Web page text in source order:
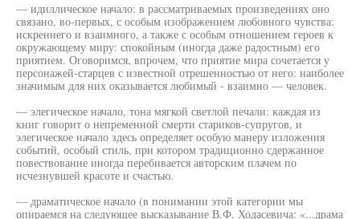
— идиллическое начало: в рассматриваемых произведениях оно
связано, во-первых, с особым изображением любовного чувства:
искреннего и взаимного, а также с особым отношением героев к
окружающему миру: спокойным (иногда даже радостным) его
приятием. Оговоримся, впрочем, что приятие мира сочетается у
персонажей-старцев с известной отрешенностью от него: наиболее
значимым для них оказывается любимый - взаимно — человек.
— элегическое начало, тона мягкой светлой печали: каждая из
книг говорит о непременной смерти стариков-супругов, и
элегическое начало здесь определяет особую манеру изложения
событий, особый стиль, при котором традиционно сдержанное
повествование иногда перебивается авторским плачем по
исчезнувшей красоте и счастью.
— драматическое начало (в понимании этой категории мы
опираемся на следующее высказывание В.Ф. Ходасевича: «...драма